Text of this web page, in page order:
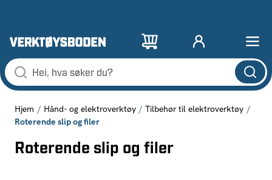
Hjem Hånd- og elektroverktøy Tilbehør til elektroverktøy
Roterende slip og filer
Roterende slip og filer